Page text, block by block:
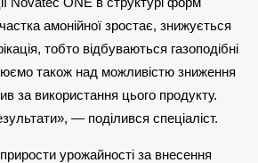
амонійної зростає, знижується
тобто відбуваються газоподібні
також над можливістю зниження
за використання цього продукту.
— поділився спеціаліст.
урожайності за внесення